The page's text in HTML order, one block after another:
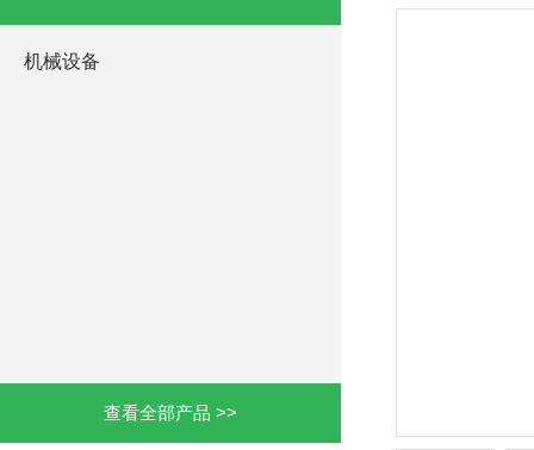
机械设备
查看全部产品 >>